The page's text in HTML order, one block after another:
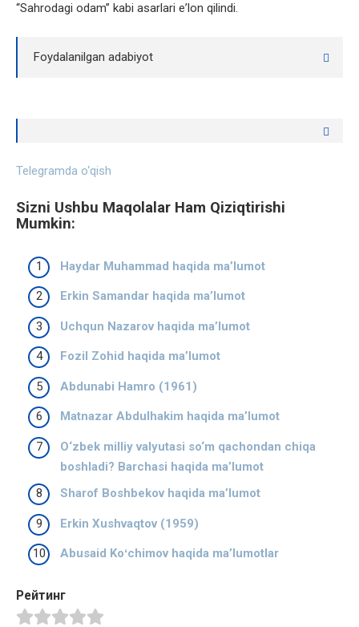
“Sahrodagi odam” kabi asarlari eʼlon qilindi.
Foydalanilgan adabiyot
Telegramda o‘qish
Sizni Ushbu Maqolalar Ham Qiziqtirishi
Mumkin:
Haydar Muhammad haqida ma’lumot
Erkin Samandar haqida ma’lumot
Uchqun Nazarov haqida ma’lumot
Fozil Zohid haqida ma’lumot
Abdunabi Hamro (1961)
Matnazar Abdulhakim haqida ma’lumot
O‘zbek milliy valyutasi so‘m qachondan chiqa
boshladi? Barchasi haqida ma’lumot
Sharof Boshbekov haqida ma’lumot
Erkin Xushvaqtov (1959)
Abusaid Koʻchimov haqida ma’lumotlar
Рейтинг